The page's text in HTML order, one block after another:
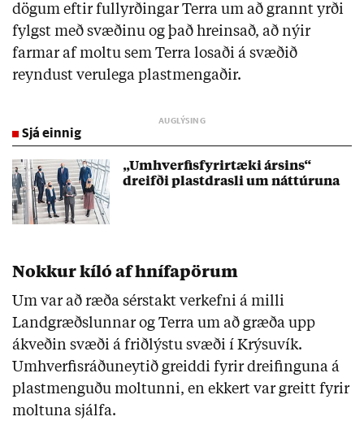
dögum eftir fullyrðingar Terra um að grannt yrði
fylgst með svæðinu og það hreinsað, að nýir
farmar af moltu sem Terra losaði á svæðið
reyndust verulega plastmengaðir.
Sjá einnig
„Umhverfisfyrirtæki ársins“
dreifði plastdrasli um náttúruna
Nokkur kíló af hnífapörum
Um var að ræða sérstakt verkefni á milli
Landgræðslunnar og Terra um að græða upp
ákveðin svæði á friðlýstu svæði í Krýsuvík.
Umhverfisráðuneytið greiddi fyrir dreifinguna á
plastmenguðu moltunni, en ekkert var greitt fyrir
moltuna sjálfa.